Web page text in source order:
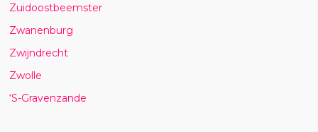
Zuidoostbeemster
Zwanenburg
Zwijndrecht
Zwolle
‘S-Gravenzande